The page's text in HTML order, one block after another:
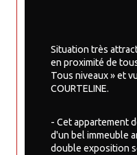
Situation très
en proximité de
Tous niveaux » et
COURTELINE.
- Cet appartement
d'un bel immeuble
double exposition